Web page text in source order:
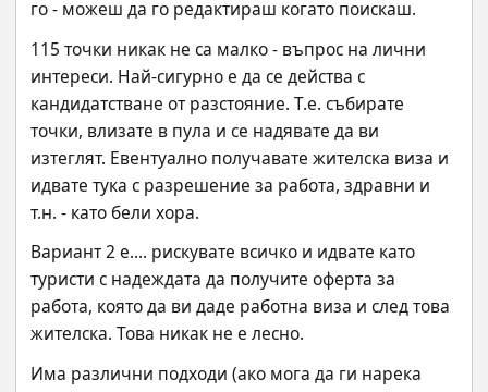
го - можеш да го редактираш когато поискаш.
115 точки никак не са малко - въпрос на лични
интереси. Най-сигурно е да се действа с
кандидатстване от разстояние. Т.е. събирате
точки, влизате в пула и се надявате да ви
изтеглят. Евентуално получавате жителска виза и
идвате тука с разрешение за работа, здравни и
т.н. - като бели хора.
Вариант 2 е.... рискувате всичко и идвате като
туристи с надеждата да получите оферта за
работа, която да ви даде работна виза и след това
жителска. Това никак не е лесно.
Има различни подходи (ако мога да ги нарека